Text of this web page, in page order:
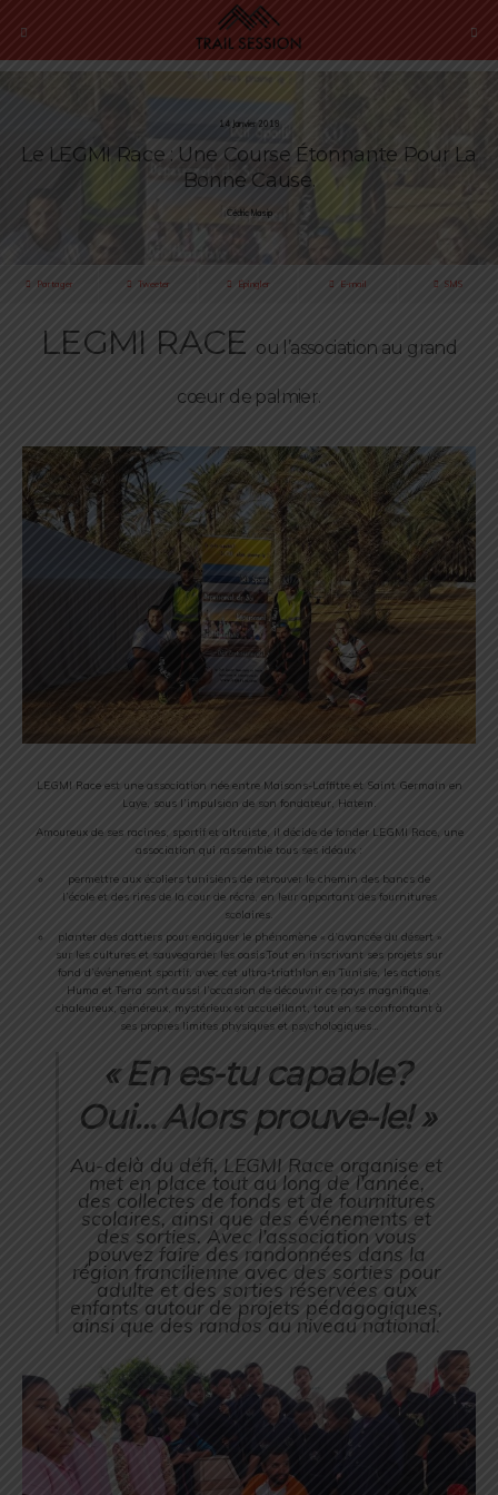
14 Janvier 2018
Le LEGMI Race : Une Course Étonnante Pour La
Bonne Cause.
Cédric Masip
Partager Tweeter Épingler E-mail SMS
LEGMI RACE ou l’association au grand
cœur de palmier.
LEGMI Race est une association née entre Maisons-Laffitte et Saint Germain en
Laye, sous l’impulsion de son fondateur, Hatem.
Amoureux de ses racines, sportif et altruiste, il décide de fonder LEGMI Race, une
association qui rassemble tous ses idéaux :
permettre aux écoliers tunisiens de retrouver le chemin des bancs de
l’école et des rires de la cour de récré, en leur apportant des fournitures
scolaires.
planter des dattiers pour endiguer le phénomène « d’avancée du désert »
sur les cultures et sauvegarder les oasis.Tout en inscrivant ses projets sur
fond d’événement sportif, avec cet ultra-triathlon en Tunisie, les actions
Huma et Terra sont aussi l’occasion de découvrir ce pays magnifique,
chaleureux, généreux, mystérieux et accueillant, tout en se confrontant à
ses propres limites physiques et psychologiques…
« En es-tu capable?
Oui… Alors prouve-le! »
Au-delà du défi, LEGMI Race organise et
met en place tout au long de l’année,
des collectes de fonds et de fournitures
scolaires, ainsi que des événements et
des sorties. Avec l’association vous
pouvez faire des randonnées dans la
région francilienne avec des sorties pour
adulte et des sorties réservées aux
enfants autour de projets pédagogiques,
ainsi que des randos au niveau national.